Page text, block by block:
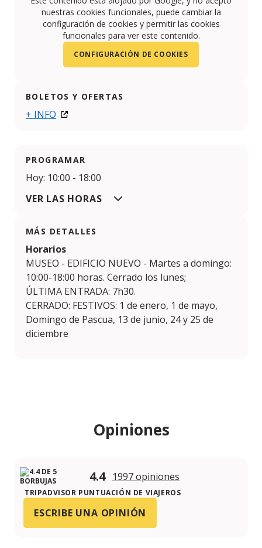
nuestras cookies funcionales, puede cambiar la
configuración de cookies y permitir las cookies
funcionales para ver este contenido.
CONFIGURACIÓN DE COOKIES
BOLETOS Y OFERTAS
+ INFO
PROGRAMAR
Hoy: 10:00 - 18:00
VER LAS HORAS
MÁS DETALLES
Horarios
MUSEO - EDIFICIO NUEVO - Martes a domingo:
10:00-18:00 horas. Cerrado los lunes;
ÚLTIMA ENTRADA: 7h30.
CERRADO: FESTIVOS: 1 de enero, 1 de mayo,
Domingo de Pascua, 13 de junio, 24 y 25 de
diciembre
Opiniones
4.4 1997 opiniones
TRIPADVISOR PUNTUACIÓN DE VIAJEROS
ESCRIBE UNA OPINIÓN